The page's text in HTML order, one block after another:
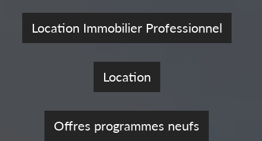
Location Immobilier Professionnel
Location
Offres programmes neufs